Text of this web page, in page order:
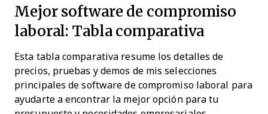
Mejor software de compromiso
laboral: Tabla comparativa
Esta tabla comparativa resume los detalles de
precios, pruebas y demos de mis selecciones
principales de software de compromiso laboral para
ayudarte a encontrar la mejor opción para tu